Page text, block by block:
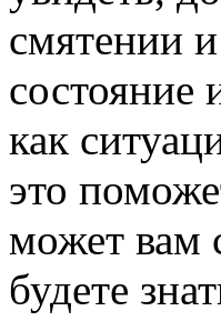
смятении
состояние
как
это
может вам
будете